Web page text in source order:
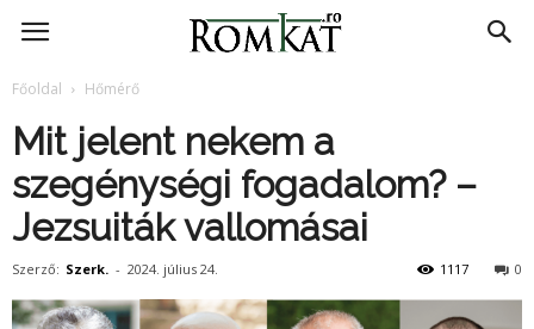
RomKat.ro
Főoldal Hőmérő
Mit jelent nekem a
szegénységi fogadalom? –
Jezsuiták vallomásai
Szerző: Szerk. - 2024. július 24. 0
1117